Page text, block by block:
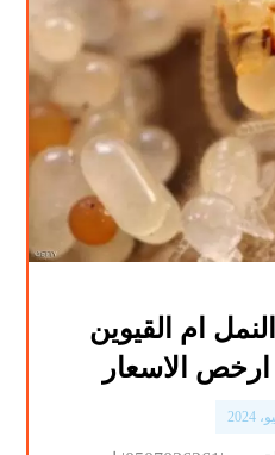
ام القيوين